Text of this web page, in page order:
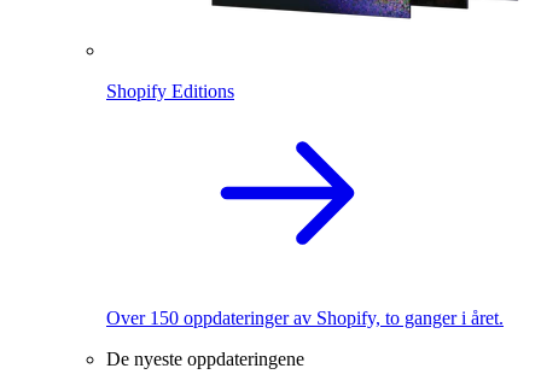
Shopify Editions
Over 150 oppdateringer av Shopify, to ganger i året.
De nyeste oppdateringene